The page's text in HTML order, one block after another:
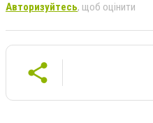
Авторизуйтесь, щоб оцінити